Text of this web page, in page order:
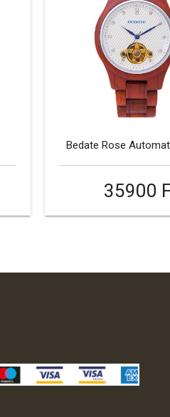
Bedate Rose
35900